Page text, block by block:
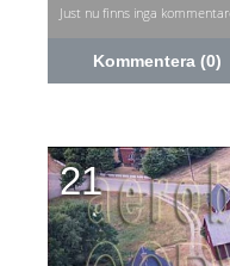
Just nu finns inga
Kommentera (0)
21